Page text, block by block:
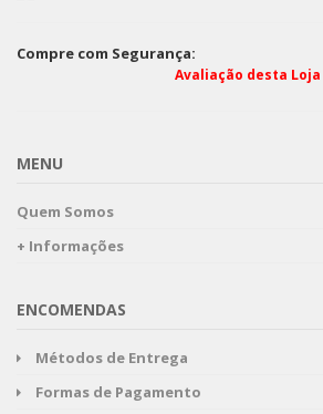
Compre com Segurança:
Avaliação desta Loja
MENU
Quem Somos
+ Informações
ENCOMENDAS
Métodos de Entrega
Formas de Pagamento